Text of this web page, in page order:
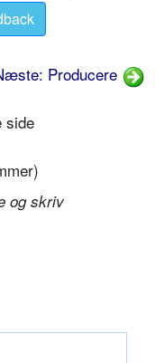
Producere
side
og skriv